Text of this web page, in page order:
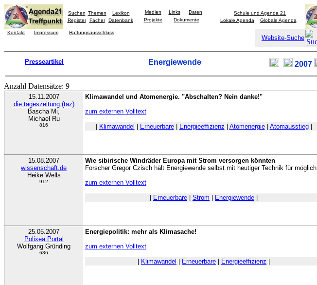
Suchen Themen
Lexikon
Register
Fächer Datenbank
Medien Links
Daten
Projekte
Dokumente
Schule und Agenda 21
Lokale Agenda
Globale Agenda
Kontakt Impressum Haftungsausschluss
Website-Suche
Presseartikel Energiewende 2007
Anzahl Datensätze: 9
15.11.2007
die tageszeitung (taz)
Bascha Mi,
Michael Ru
816
Klimawandel und Atomenergie. "Abschalten? Nein danke!"
zum externen Volltext
Klimawandel Erneuerbare| Energieeffizienz Atomenergie| Atomausstieg|
15.08.2007
wissenschaft.de
Heike Wells
912
Wie sibirische Windräder Europa mit Strom versorgen könnten
Forscher Gregor Czisch hält Energiewende selbst mit heutiger Technik für möglich
zum externen Volltext
Erneuerbare Strom Energiewende
25.05.2007
Polixea Portal
Wolfgang Gründing
636
Energiepolitik: mehr als Klimasache!
zum externen Volltext
Klimawandel Erneuerbare Energieeffizienz